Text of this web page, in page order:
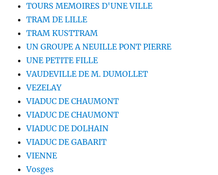
TOURS MEMOIRES D'UNE VILLE
TRAM DE LILLE
TRAM KUSTTRAM
UN GROUPE A NEUILLE PONT PIERRE
UNE PETITE FILLE
VAUDEVILLE DE M. DUMOLLET
VEZELAY
VIADUC DE CHAUMONT
VIADUC DE CHAUMONT
VIADUC DE DOLHAIN
VIADUC DE GABARIT
VIENNE
Vosges